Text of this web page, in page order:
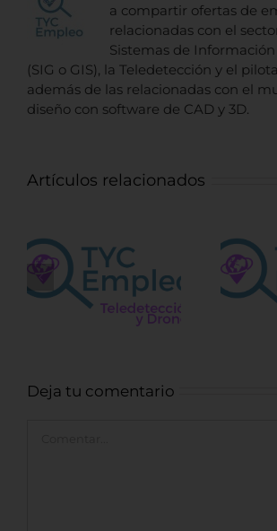
a compartir ofertas de
relacionadas con el
Sistemas de Información
(SIG o GIS), la Teledetección y el
además de las relacionadas con el
diseño con software de CAD y 3D.
Artículos relacionados
Ingeniero
control obra
forestal
Deja tu comentario